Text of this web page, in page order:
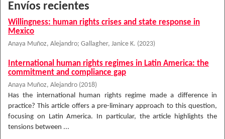
Envíos recientes
Willingness: human rights crises and state response in
Mexico
Anaya Muñoz, Alejandro; Gallagher, Janice K. (2023)
International human rights regimes in Latin America: the
commitment and compliance gap
Anaya Muñoz, Alejandro (2018)
Has the international human rights regime made a difference in
practice? This article offers a pre-liminary approach to this question,
focusing on Latin America. In particular, the article highlights the
tensions between ...